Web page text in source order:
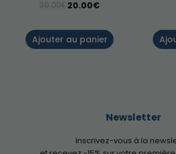
20.00€
Ajouter au panier
Newsletter
Inscrivez-vous à la